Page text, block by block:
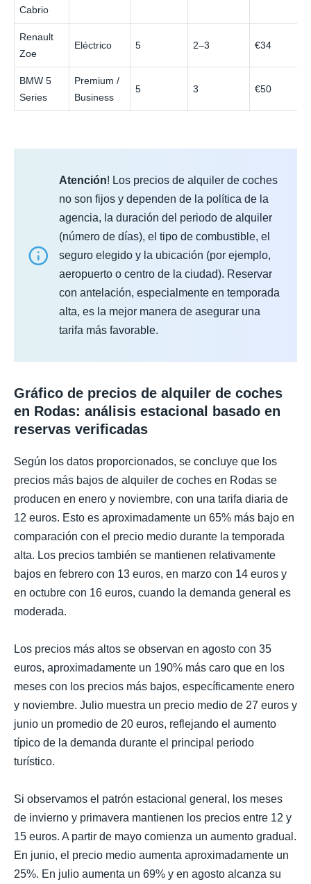
Cabrio
Renault
Zoe
Eléctrico 5 2–3 €34
BMW 5
Series
Premium /
Business
5 3 €50
Atención! Los precios de alquiler de coches
no son fijos y dependen de la política de la
agencia, la duración del periodo de alquiler
(número de días), el tipo de combustible, el
seguro elegido y la ubicación (por ejemplo,
aeropuerto o centro de la ciudad). Reservar
con antelación, especialmente en temporada
alta, es la mejor manera de asegurar una
tarifa más favorable.
Gráfico de precios de alquiler de coches
en Rodas: análisis estacional basado en
reservas verificadas
Según los datos proporcionados, se concluye que los
precios más bajos de alquiler de coches en Rodas se
producen en enero y noviembre, con una tarifa diaria de
12 euros. Esto es aproximadamente un 65% más bajo en
comparación con el precio medio durante la temporada
alta. Los precios también se mantienen relativamente
bajos en febrero con 13 euros, en marzo con 14 euros y
en octubre con 16 euros, cuando la demanda general es
moderada.
Los precios más altos se observan en agosto con 35
euros, aproximadamente un 190% más caro que en los
meses con los precios más bajos, específicamente enero
y noviembre. Julio muestra un precio medio de 27 euros y
junio un promedio de 20 euros, reflejando el aumento
típico de la demanda durante el principal periodo
turístico.
Si observamos el patrón estacional general, los meses
de invierno y primavera mantienen los precios entre 12 y
15 euros. A partir de mayo comienza un aumento gradual.
En junio, el precio medio aumenta aproximadamente un
25%. En julio aumenta un 69% y en agosto alcanza su